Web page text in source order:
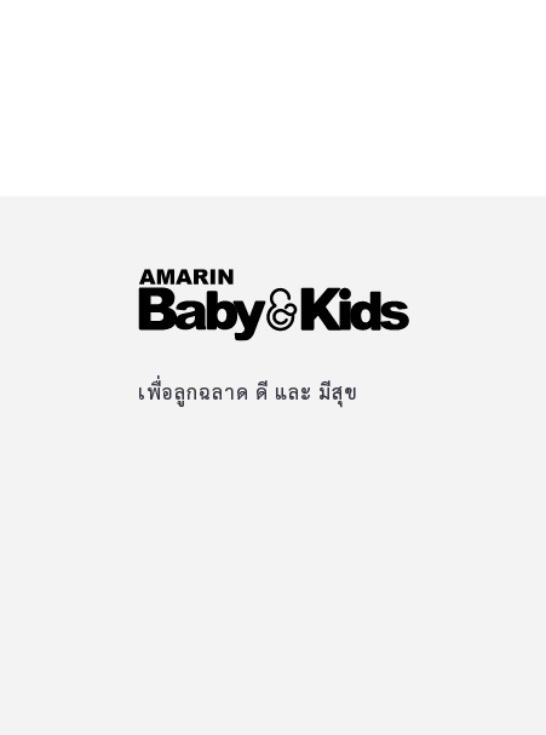
เพื่อลูกฉลาด ดี และ มีสุข